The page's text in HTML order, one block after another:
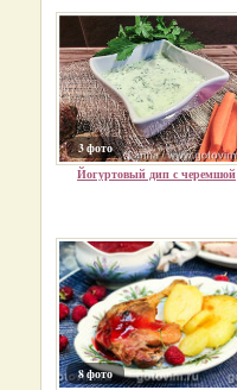
3 фото
Йогуртовый дип с черемшой
8 фото